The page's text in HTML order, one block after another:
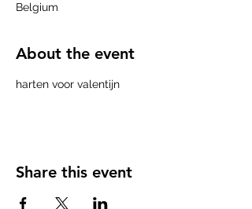
Belgium
About the event
harten voor valentijn
Share this event